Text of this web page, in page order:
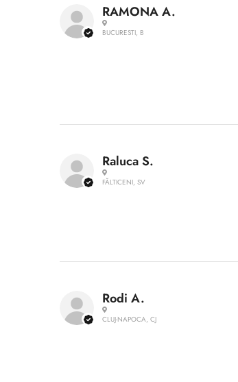
RAMONA A.
BUCURESTI, B
Raluca S.
FĂLTICENI, SV
Rodi A.
CLUJ-NAPOCA, CJ